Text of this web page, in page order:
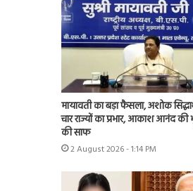
मायावती का बड़ा फैसला, अशोक
चार राज्यों का प्रभार, आकाश आनंद की
की साफ
2 August 2026 - 1:14 PM